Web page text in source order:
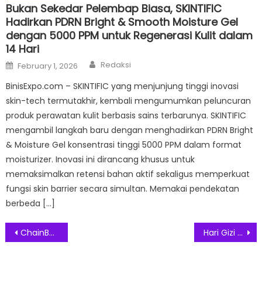
Bukan Sekedar Pelembap Biasa, SKINTIFIC
Hadirkan PDRN Bright & Smooth Moisture Gel
dengan 5000 PPM untuk Regenerasi Kulit dalam
14 Hari
Posted
on
February 1, 2026 Author
Redaksi
BinisExpo.com – SKINTIFIC yang menjunjung tinggi inovasi
skin-tech termutakhir, kembali mengumumkan peluncuran
produk perawatan kulit berbasis sains terbarunya. SKINTIFIC
mengambil langkah baru dengan menghadirkan PDRN Bright
& Moisture Gel konsentrasi tinggi 5000 PPM dalam format
moisturizer. Inovasi ini dirancang khusus untuk
memaksimalkan retensi bahan aktif sekaligus memperkuat
fungsi skin barrier secara simultan. Memakai pendekatan
berbeda […]
Post
ChainBank Padukan Inovasi Perbankan Tradisional dan Teknologi Blockchain Hari Gizi Nasional 2025: Save the Children Serukan Pengurangan Konsumsi Makanan Ultra Proses